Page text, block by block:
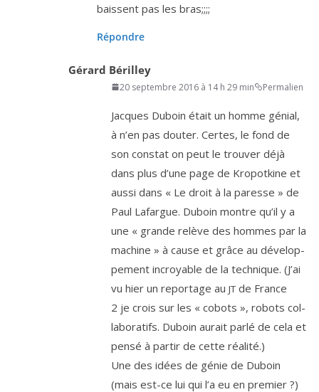
baissent pas les bras;;;;
Répondre
Gérard Bérilley
20 septembre 2016 à 14 h 29 min Permalien
Jacques Duboin était un homme génial,
à n’en pas dou­ter. Certes, le fond de
son constat on peut le trou­ver déjà
dans plus d’une page de Kropotkine et
aus­si dans « Le droit à la paresse » de
Paul Lafargue. Duboin montre qu’il y a
une « grande relève des hommes par la
machine » à cause et grâce au déve­lop­
pe­ment incroyable de la tech­nique. (J’ai
vu hier un repor­tage au JT de France
2 je crois sur les « cobots », robots col­
la­bo­ra­tifs. Duboin aurait par­lé de cela et
pen­sé à par­tir de cette réalité.)
Une des idées de génie de Duboin
(mais est-ce lui qui l’a eu en pre­mier ?)